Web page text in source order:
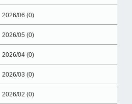
2026/06 (0)
2026/05 (0)
2026/04 (0)
2026/03 (0)
2026/02 (0)